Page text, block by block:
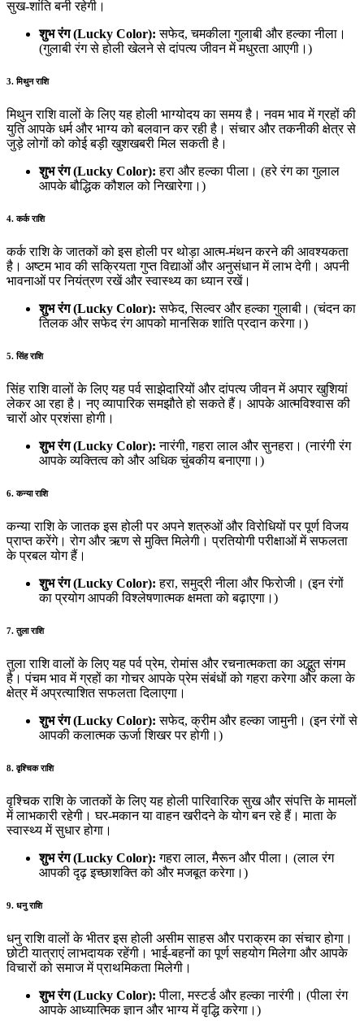
सुख-शांति बनी रहेगी।
शुभ रंग (Lucky Color): सफेद, चमकीला गुलाबी और हल्का नीला।
(गुलाबी रंग से होली खेलने से दांपत्य जीवन में मधुरता आएगी।)
3. मिथुन राशि
मिथुन राशि वालों के लिए यह होली भाग्योदय का समय है। नवम भाव में ग्रहों की
युति आपके धर्म और भाग्य को बलवान कर रही है। संचार और तकनीकी क्षेत्र से
जुड़े लोगों को कोई बड़ी खुशखबरी मिल सकती है।
शुभ रंग (Lucky Color): हरा और हल्का पीला। (हरे रंग का गुलाल
आपके बौद्धिक कौशल को निखारेगा।)
4. कर्क राशि
कर्क राशि के जातकों को इस होली पर थोड़ा आत्म-मंथन करने की आवश्यकता
है। अष्टम भाव की सक्रियता गुप्त विद्याओं और अनुसंधान में लाभ देगी। अपनी
भावनाओं पर नियंत्रण रखें और स्वास्थ्य का ध्यान रखें।
शुभ रंग (Lucky Color): सफेद, सिल्वर और हल्का गुलाबी। (चंदन का
तिलक और सफेद रंग आपको मानसिक शांति प्रदान करेगा।)
5. सिंह राशि
सिंह राशि वालों के लिए यह पर्व साझेदारियों और दांपत्य जीवन में अपार खुशियां
लेकर आ रहा है। नए व्यापारिक समझौते हो सकते हैं। आपके आत्मविश्वास की
चारों ओर प्रशंसा होगी।
शुभ रंग (Lucky Color): नारंगी, गहरा लाल और सुनहरा। (नारंगी रंग
आपके व्यक्तित्व को और अधिक चुंबकीय बनाएगा।)
6. कन्या राशि
कन्या राशि के जातक इस होली पर अपने शत्रुओं और विरोधियों पर पूर्ण विजय
प्राप्त करेंगे। रोग और ऋण से मुक्ति मिलेगी। प्रतियोगी परीक्षाओं में सफलता
के प्रबल योग हैं।
शुभ रंग (Lucky Color): हरा, समुद्री नीला और फिरोजी। (इन रंगों
का प्रयोग आपकी विश्लेषणात्मक क्षमता को बढ़ाएगा।)
7. तुला राशि
तुला राशि वालों के लिए यह पर्व प्रेम, रोमांस और रचनात्मकता का अद्भुत संगम
है। पंचम भाव में ग्रहों का गोचर आपके प्रेम संबंधों को गहरा करेगा और कला के
क्षेत्र में अप्रत्याशित सफलता दिलाएगा।
शुभ रंग (Lucky Color): सफेद, क्रीम और हल्का जामुनी। (इन रंगों से
आपकी कलात्मक ऊर्जा शिखर पर होगी।)
8. वृश्चिक राशि
वृश्चिक राशि के जातकों के लिए यह होली पारिवारिक सुख और संपत्ति के मामलों
में लाभकारी रहेगी। घर-मकान या वाहन खरीदने के योग बन रहे हैं। माता के
स्वास्थ्य में सुधार होगा।
शुभ रंग (Lucky Color): गहरा लाल, मैरून और पीला। (लाल रंग
आपकी दृढ़ इच्छाशक्ति को और मजबूत करेगा।)
9. धनु राशि
धनु राशि वालों के भीतर इस होली असीम साहस और पराक्रम का संचार होगा।
छोटी यात्राएं लाभदायक रहेंगी। भाई-बहनों का पूर्ण सहयोग मिलेगा और आपके
विचारों को समाज में प्राथमिकता मिलेगी।
शुभ रंग (Lucky Color): पीला, मस्टर्ड और हल्का नारंगी। (पीला रंग
आपके आध्यात्मिक ज्ञान और भाग्य में वृद्धि करेगा।)